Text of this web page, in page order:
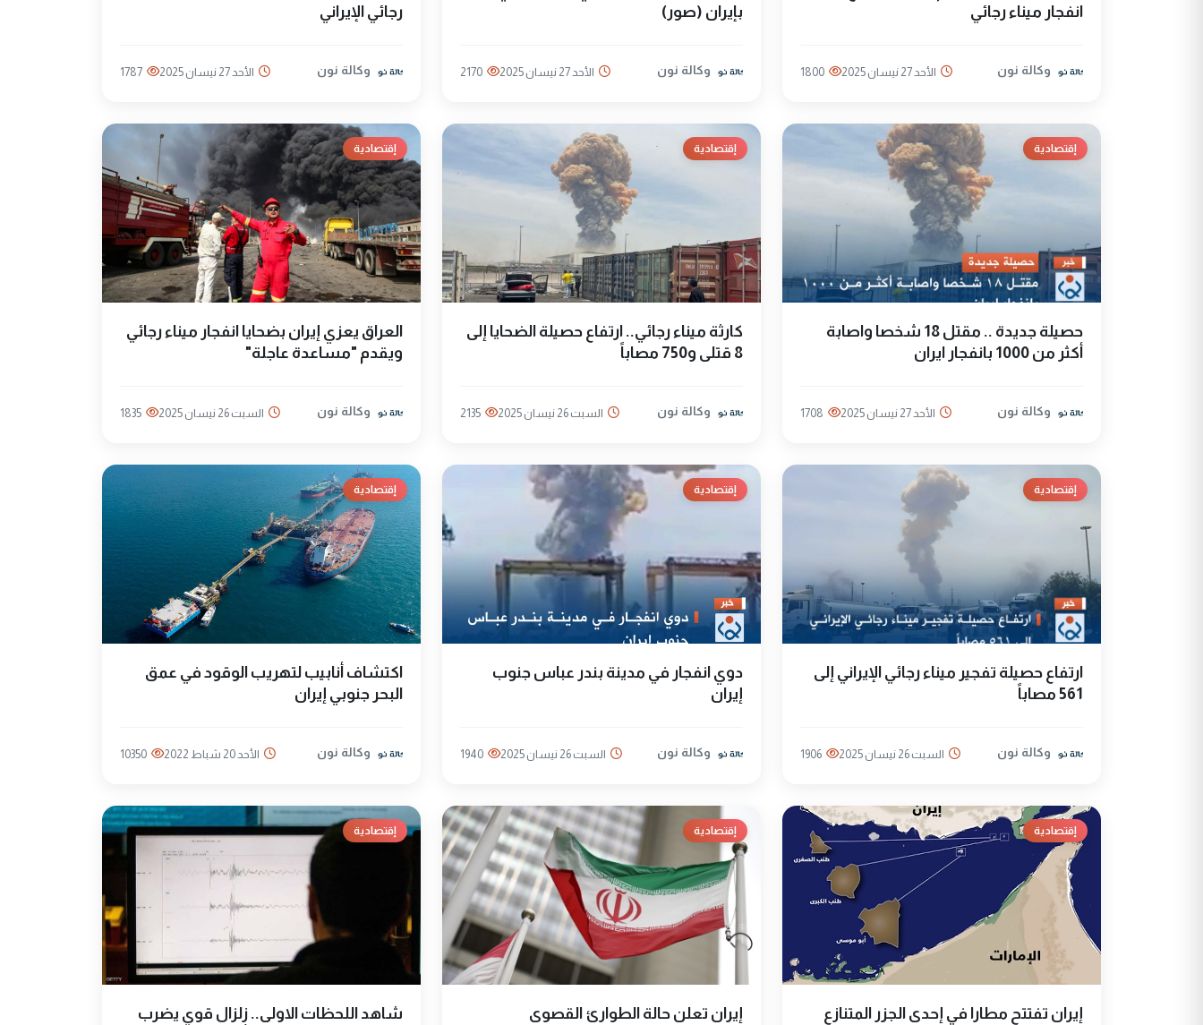
انفجار ميناء رجائي
وكالة نون الأحد 27 نيسان 2025 1800
بإيران (صور)
وكالة نون الأحد 27 نيسان 2025 2170
رجائي الإيراني
وكالة نون الأحد 27 نيسان 2025 1787
إقتصادية
حصيلة جديدة .. مقتل 18 شخصا واصابة
أكثر من 1000 بانفجار ايران
وكالة نون الأحد 27 نيسان 2025 1708
إقتصادية
كارثة ميناء رجائي.. ارتفاع حصيلة الضحايا إلى
8 قتلى و750 مصاباً
وكالة نون السبت 26 نيسان 2025 2135
إقتصادية
العراق يعزي إيران بضحايا انفجار ميناء رجائي
ويقدم "مساعدة عاجلة"
وكالة نون السبت 26 نيسان 2025 1835
إقتصادية
ارتفاع حصيلة تفجير ميناء رجائي الإيراني إلى
561 مصاباً
وكالة نون السبت 26 نيسان 2025 1906
إقتصادية
دوي انفجار في مدينة بندر عباس جنوب
إيران
وكالة نون السبت 26 نيسان 2025 1940
إقتصادية
اكتشاف أنابيب لتهريب الوقود في عمق
البحر جنوبي إيران
وكالة نون الأحد 20 شباط 2022 10350
إقتصادية
إيران تفتتح مطارا في إحدى الجزر المتنازع
إقتصادية
إيران تعلن حالة الطوارئ القصوى
إقتصادية
شاهد اللحظات الاولى.. زلزال قوي يضرب